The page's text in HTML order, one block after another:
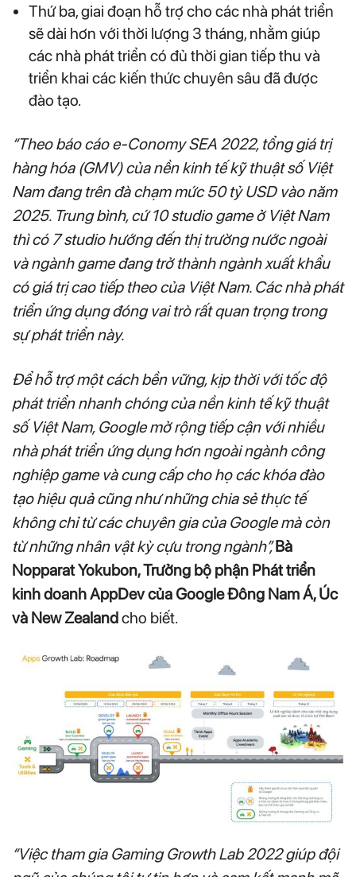
Thứ ba, giai đoạn hỗ trợ cho các nhà phát triển
sẽ dài hơn với thời lượng 3 tháng, nhằm giúp
các nhà phát triển có đủ thời gian tiếp thu và
triển khai các kiến thức chuyên sâu đã được
đào tạo.
“Theo báo cáo e-Conomy SEA 2022, tổng giá trị
hàng hóa (GMV) của nền kinh tế kỹ thuật số Việt
Nam đang trên đà chạm mức 50 tỷ USD vào năm
2025. Trung bình, cứ 10 studio game ở Việt Nam
thì có 7 studio hướng đến thị trường nước ngoài
và ngành game đang trở thành ngành xuất khẩu
có giá trị cao tiếp theo của Việt Nam. Các nhà phát
triển ứng dụng đóng vai trò rất quan trọng trong
sự phát triển này.
Để hỗ trợ một cách bền vững, kịp thời với tốc độ
phát triển nhanh chóng của nền kinh tế kỹ thuật
số Việt Nam, Google mở rộng tiếp cận với nhiều
nhà phát triển ứng dụng hơn ngoài ngành công
nghiệp game và cung cấp cho họ các khóa đào
tạo hiệu quả cũng như những chia sẻ thực tế
không chỉ từ các chuyên gia của Google mà còn
từ những nhân vật kỳ cựu trong ngành”,Bà
Nopparat Yokubon, Trưởng bộ phận Phát triển
kinh doanh AppDev của Google Đông Nam Á, Úc
và New Zealandcho biết.
“Việc tham gia Gaming Growth Lab 2022 giúp đội